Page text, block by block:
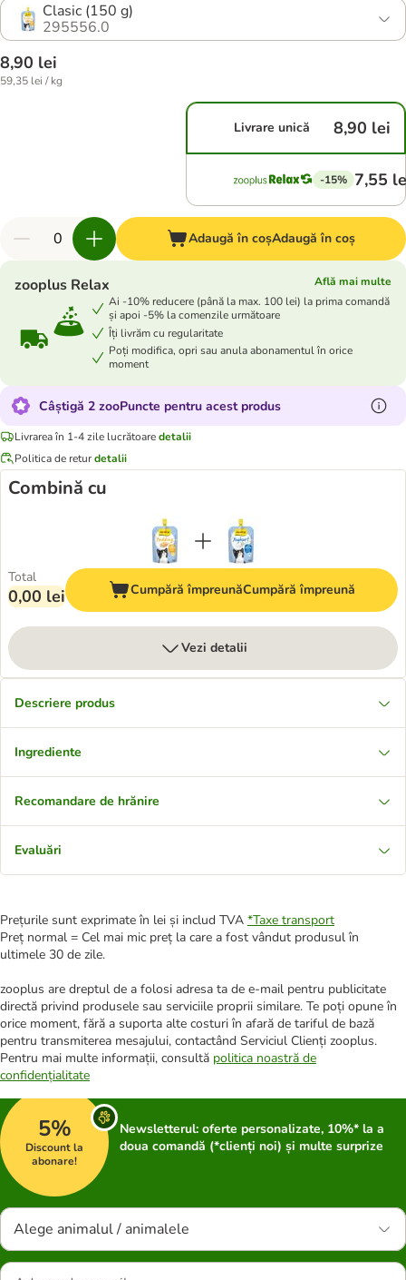
Clasic (150 g)
295556.0
8,90 lei
59,35 lei / kg
Livrare unică 8,90 lei
-15% 7,55
Adaugă în coșAdaugă în coș
zooplus Relax
Află mai multe
Ai -10% reducere (până la max. 100 lei) la prima comandă
și apoi -5% la comenzile următoare
Îți livrăm cu regularitate
Poți modifica, opri sau anula abonamentul în orice
moment
Câștigă 2 zooPuncte pentru acest produs
Livrarea în 1-4 zile lucrătoaredetalii
Politica de returdetalii
Combină cu
Total
0,00 lei Cumpără împreunăCumpără împreună
Vezi detalii
Descriere produs
Ingrediente
Recomandare de hrănire
Evaluări
Prețurile sunt exprimate în lei și includ TVA *Taxe transport
Preț normal = Cel mai mic preț la care a fost vândut produsul în
ultimele 30 de zile.
zooplus are dreptul de a folosi adresa ta de e-mail pentru publicitate
directă privind produsele sau serviciile proprii similare. Te poți opune în
orice moment, fără a suporta alte costuri în afară de tariful de bază
pentru transmiterea mesajului, contactând Serviciul Clienți zooplus.
Pentru mai multe informații, consultă politica noastră de
confidențialitate
5%
Discount la
abonare!
Newsletterul: oferte personalizate, 10%* la a
doua comandă (*clienți noi) și multe surprize
Alege animalul / animalele